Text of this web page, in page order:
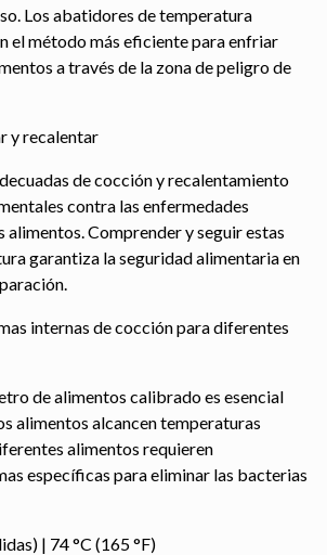
Los abatidores de temperatura
el método más eficiente para enfriar
a través de la zona de peligro de
y recalentar
de cocción y recalentamiento
contra las enfermedades
Comprender y seguir estas
garantiza la seguridad alimentaria en
internas de cocción para diferentes
de alimentos calibrado es esencial
alimentos alcancen temperaturas
alimentos requieren
específicas para eliminar las bacterias
| 74 °C (165 °F)